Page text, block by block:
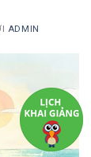
ADMIN